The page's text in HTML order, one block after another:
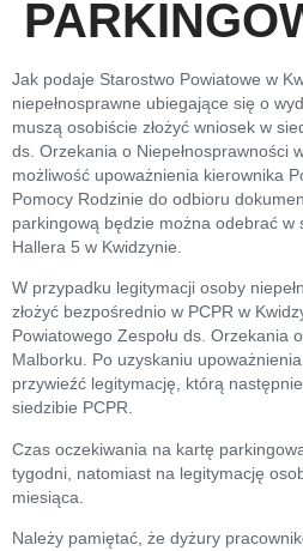
Jak podaje Starostwo Powiatowe w
niepełnosprawne ubiegające się o
muszą osobiście złożyć wniosek w
ds. Orzekania o Niepełnosprawności
możliwość upoważnienia kierownika
Pomocy Rodzinie do odbioru
parkingową będzie można odebrać w
Hallera 5 w Kwidzynie.
W przypadku legitymacji osoby
złożyć bezpośrednio w PCPR w
Powiatowego Zespołu ds. Orzekania
Malborku. Po uzyskaniu
przywieźć legitymację, którą
siedzibie PCPR.
Czas oczekiwania na kartę
tygodni, natomiast na legitymację
miesiąca.
Należy pamiętać, że dyżury